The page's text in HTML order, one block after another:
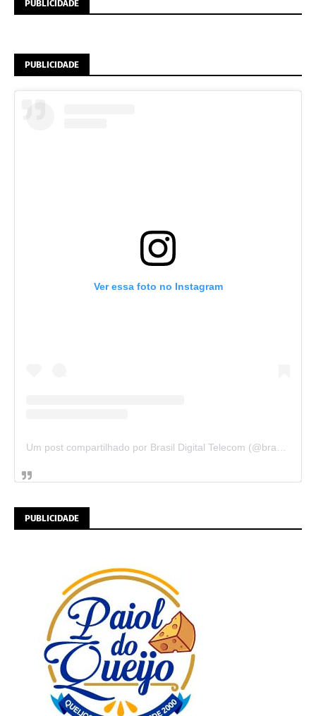
PUBLICIDADE
PUBLICIDADE
Ver essa foto no Instagram
PUBLICIDADE